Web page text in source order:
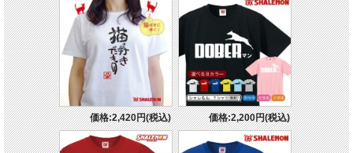
価格:2,420円(税込) 価格:2,200円(税込)